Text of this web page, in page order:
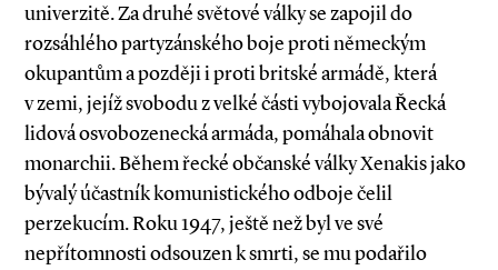
univerzitě. Za druhé světové války se zapojil do
rozsáhlého partyzánského boje proti německým
okupantům a později i proti britské armádě, která
v zemi, jejíž svobodu z velké části vybojovala Řecká
lidová osvobozenecká armáda, pomáhala obnovit
monarchii. Během řecké občanské války Xenakis jako
bývalý účastník komunistického odboje čelil
perzekucím. Roku 1947, ještě než byl ve své
nepřítomnosti odsouzen k smrti, se mu podařilo